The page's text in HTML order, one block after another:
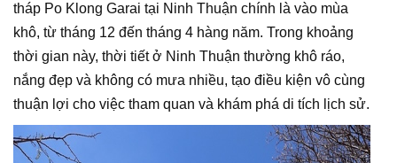
tháp Po Klong Garai tại Ninh Thuận chính là vào mùa
khô, từ tháng 12 đến tháng 4 hàng năm. Trong khoảng
thời gian này, thời tiết ở Ninh Thuận thường khô ráo,
nắng đẹp và không có mưa nhiều, tạo điều kiện vô cùng
thuận lợi cho việc tham quan và khám phá di tích lịch sử.